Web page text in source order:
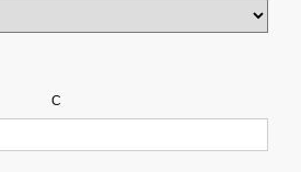
С